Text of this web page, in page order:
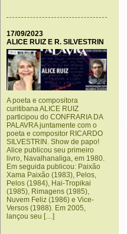
17/09/2023
ALICE RUIZ E R. SILVESTRIN
A poeta e compositora
curitibana ALICE RUIZ
participou do CONFRARIA DA
PALAVRA juntamente com o
poeta e compositor RICARDO
SILVESTRIN. Show de papo!
Alice publicou seu primeiro
livro, Navalhanaliga, em 1980.
Em seguida publicou: Paixão
Xama Paixão (1983), Pelos,
Pelos (1984), Hai-Tropikai
(1985), Rimagens (1985),
Nuvem Feliz (1986) e Vice-
Versos (1988). Em 2005,
lançou seu […]